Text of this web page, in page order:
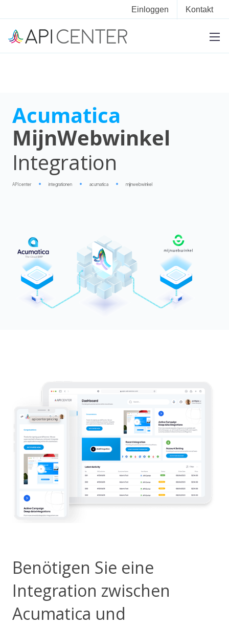
Einloggen Kontakt
Acumatica
MijnWebwinkel
Integration
APIcenter integrationen acumatica mijnwebwinkel
Benötigen Sie eine
Integration zwischen
Acumatica und